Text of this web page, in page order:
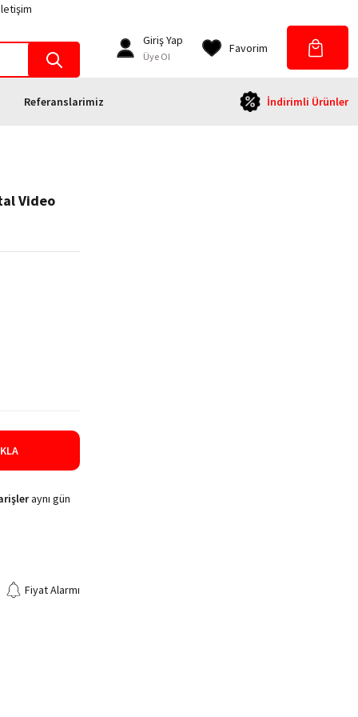
Giriş Yap
Üye Ol
Favorim
Referanslarimiz İndirimli Ürünler
Video
aynı gün
Fiyat Alarmı